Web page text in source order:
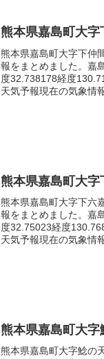
熊本県嘉島町大
熊本県嘉島町大字下仲
報をまとめました。嘉
度32.738178経度
天気予報現在の気象情
熊本県嘉島町大
熊本県嘉島町大字下六
報をまとめました。嘉
度32.75023経度
天気予報現在の気象情
熊本県嘉島町大
熊本県嘉島町大字鯰の